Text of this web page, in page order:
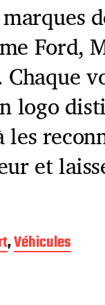
Ford,
logo
les
et
,Véhicules